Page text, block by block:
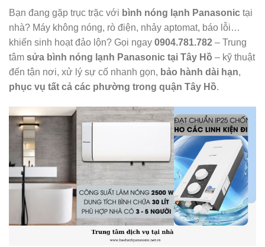
Bạn đang gặp trục trặc với bình nóng lạnh Panasonic tại
nhà? Máy không nóng, rò điện, nhảy aptomat, báo lỗi…
khiến sinh hoạt đảo lộn? Gọi ngay 0904.781.782 – Trung
tâm sửa bình nóng lạnh Panasonic tại Tây Hồ – kỹ thuật
đến tận nơi, xử lý sự cố nhanh gọn, bảo hành dài hạn,
phục vụ tất cả các phường trong quận Tây Hồ.